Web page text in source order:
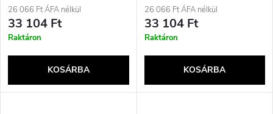
26 066 Ft ÁFA nélkül
33 104 Ft
Raktáron
KOSÁRBA
26 066 Ft ÁFA nélkül
33 104 Ft
Raktáron
KOSÁRBA